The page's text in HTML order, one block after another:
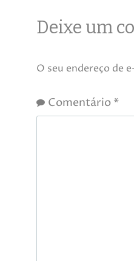
Deixe um
O seu endereço de
Comentário *